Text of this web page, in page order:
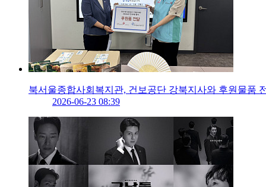
북서울종합사회복지관, 건보공단 강북지사와 후원물품
2026-06-23 08:39